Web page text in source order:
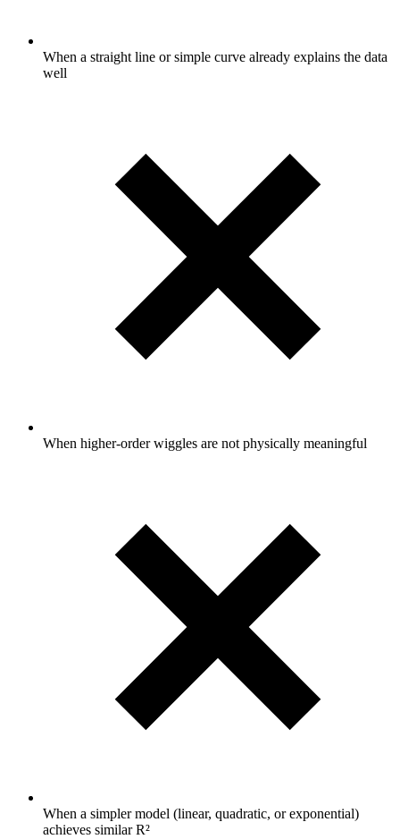
When a straight line or simple curve already explains the data
well
When higher-order wiggles are not physically meaningful
When a simpler model (linear, quadratic, or exponential)
achieves similar R²